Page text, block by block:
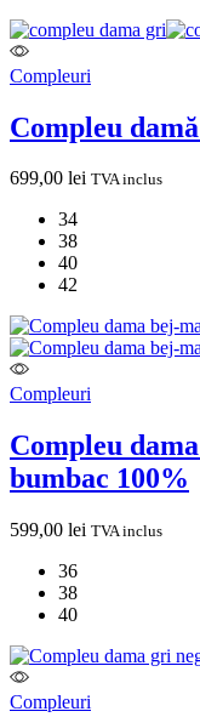
Compleuri
Compleu
699,00 lei TVA inclus
34
38
40
42
Compleuri
Compleu
bumbac 100%
599,00 lei TVA inclus
36
38
40
Compleuri